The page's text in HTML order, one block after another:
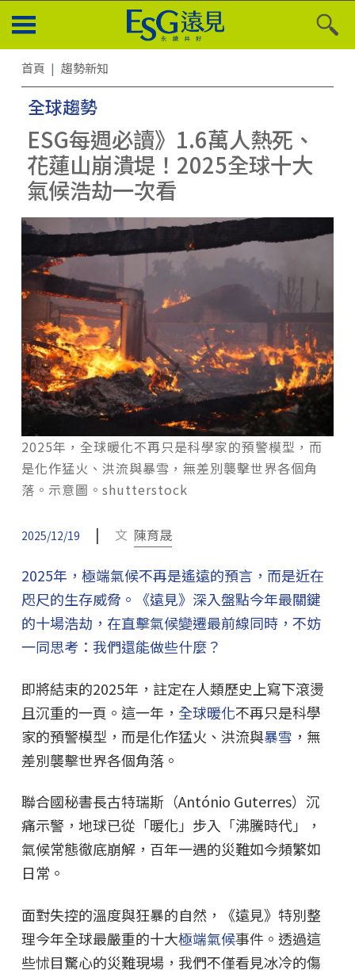
首頁 趨勢新知
全球趨勢
ESG每週必讀》1.6萬人熱死、
花蓮山崩潰堤！2025全球十大
氣候浩劫一次看
2025年，全球暖化不再只是科學家的預警模型，而
是化作猛火、洪流與暴雪，無差別襲擊世界各個角
落。示意圖。shutterstock
2025/12/19 | 文 陳育晟
2025年，極端氣候不再是遙遠的預言，而是近在
咫尺的生存威脅。《遠見》深入盤點今年最關鍵
的十場浩劫，在直擊氣候變遷最前線同時，不妨
一同思考：我們還能做些什麼？
即將結束的2025年，註定在人類歷史上寫下滾燙
且沉重的一頁。這一年， 全球暖化不再只是科學
家的預警模型，而是化作猛火、洪流與暴雪 ，無
差別襲擊世界各個角落。
聯合國秘書長古特瑞斯（António Guterres）沉
痛示警，地球已從「暖化」步入「沸騰時代」，
氣候常態徹底崩解，百年一遇的災難如今頻繁如
日常。
面對失控的溫度與狂暴的自然，《遠見》特別整
理今年全球最嚴重的十大極端氣候事件。透過這
些怵目驚心的災難現場，我們不僅看見冰冷的傷